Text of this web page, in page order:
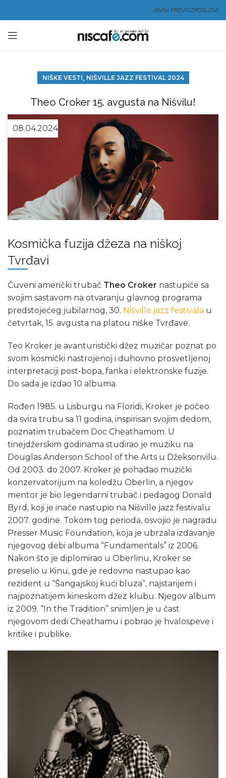
JAVNI PREVOZPOSLOVI
NIŠKE VESTI, NIŠVILLE JAZZ FESTIVAL 2024
Theo Croker 15. avgusta na Nišvilu!
08.04.2024
Kosmička fuzija džeza na niškoj
Tvrđavi
Čuveni američki trubač Theo Croker nastupiće sa
svojim sastavom na otvaranju glavnog programa
predstojećeg jubilarnog, 30. Nišville jazz festivala u
četvrtak, 15. avgusta na platou niške Tvrđave.
Teo Kroker je avanturistički džez muzičar poznat po
svom kosmički nastrojenoj i duhovno prosvetljenoj
interpretaciji post-bopa, fanka i elektronske fuzije.
Do sada je izdao 10 albuma.
Rođen 1985. u Lisburgu na Floridi, Kroker je počeo
da svira trubu sa 11 godina, inspirisan svojim dedom,
poznatim trubačem Doc Cheathamom. U
tinejdžerskim godinama studirao je muziku na
Douglas Anderson School of the Arts u Džeksonvilu.
Od 2003. do 2007. Kroker je pohađao muzički
konzervatorijum na koledžu Oberlin, a njegov
mentor je bio legendarni trubač i pedagog Donald
Byrd, koji je inače nastupio na Nišville jazz festivalu
2007. godine. Tokom tog perioda, osvojio je nagradu
Presser Music Foundation, koja je ubrzala izdavanje
njegovog debi albuma “Fundamentals” iz 2006.
Nakon što je diplomirao u Oberlinu, Kroker se
preselio u Kinu, gde je redovno nastupao kao
rezident u “Šangajskoj kući bluza”, najstarijem i
najpoznatijem kineskom džez klubu. Njegov album
iz 2009. “In the Tradition” snimljen je u čast
njegovom dedi Cheathamu i pobrao je hvalospeve i
kritike i publike.